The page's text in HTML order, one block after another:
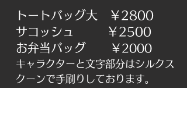
トートバッグ大 ￥2800
サコッシュ ￥2500
お弁当バッグ
￥2000
キャラクターと文字部分はシ ルクス
クーンで手刷りしております。